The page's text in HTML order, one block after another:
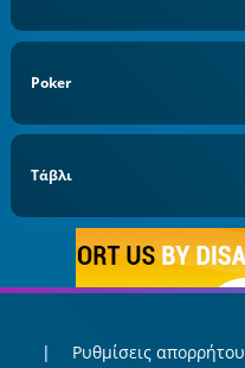
Poker
Τάβλι
Ρυθμίσεις απορρήτου